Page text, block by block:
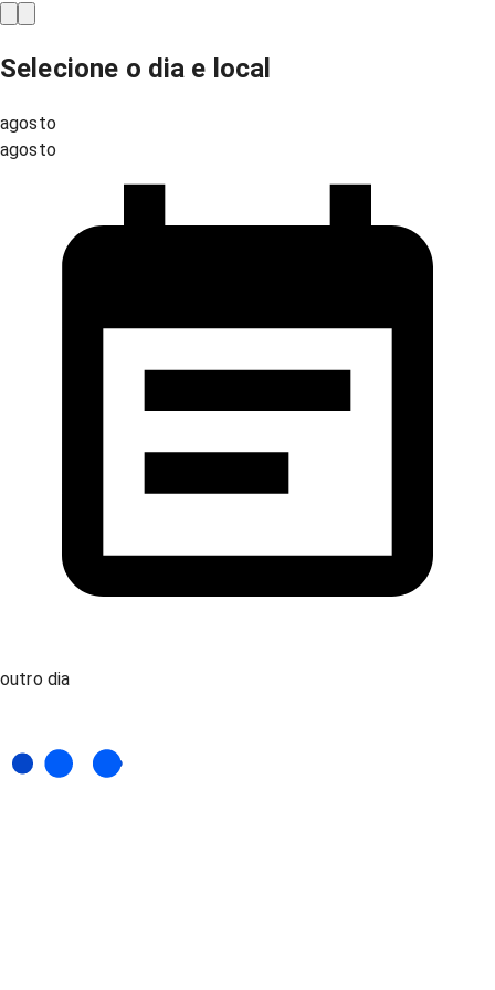
Selecione o dia e local
agosto
agosto
outro dia